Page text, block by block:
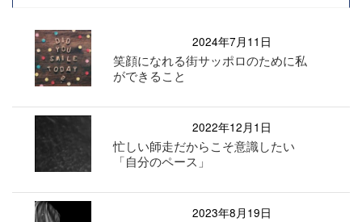
2024年7月11日
笑顔になれる街サッポロのために私
ができること
2022年12月1日
忙しい師走だからこそ意識したい
「自分のペース」
2023年8月19日